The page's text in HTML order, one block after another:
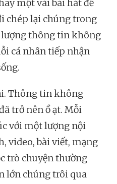
một vài bài hát để
chép lại chúng trong
lượng thông tin không
cá nhân tiếp nhận
Thông tin không
trở nên ồ ạt. Mỗi
với một lượng nội
video, bài viết, mạng
trò chuyện thường
lớn chúng trôi qua